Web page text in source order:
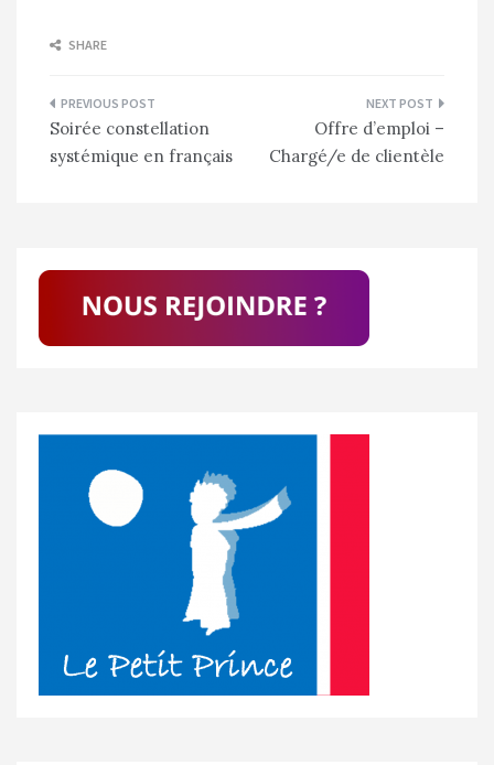
SHARE
Navigation
de
l’article
Soirée constellation
systémique en français
Offre d’emploi –
Chargé/e de clientèle